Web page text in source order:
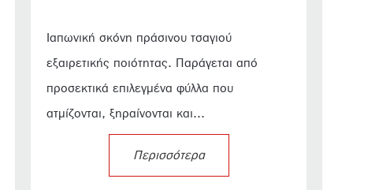
Ιαπωνική σκόνη πράσινου τσαγιού
εξαιρετικής ποιότητας. Παράγεται από
προσεκτικά επιλεγμένα φύλλα που
ατμίζονται, ξηραίνονται και...
Περισσότερα